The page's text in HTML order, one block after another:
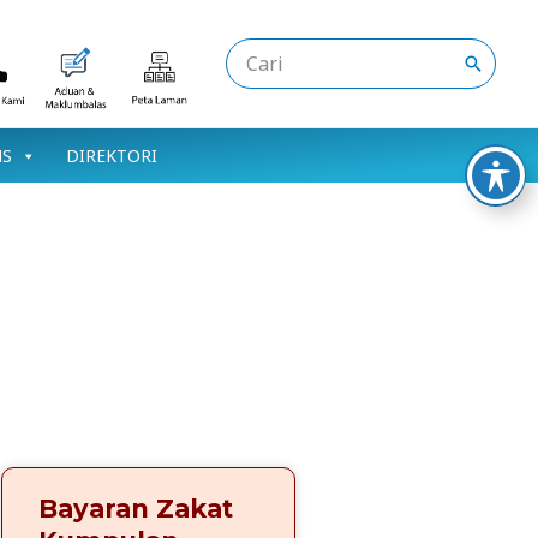
Search
for:
DIREKTORI
Bayaran Zakat